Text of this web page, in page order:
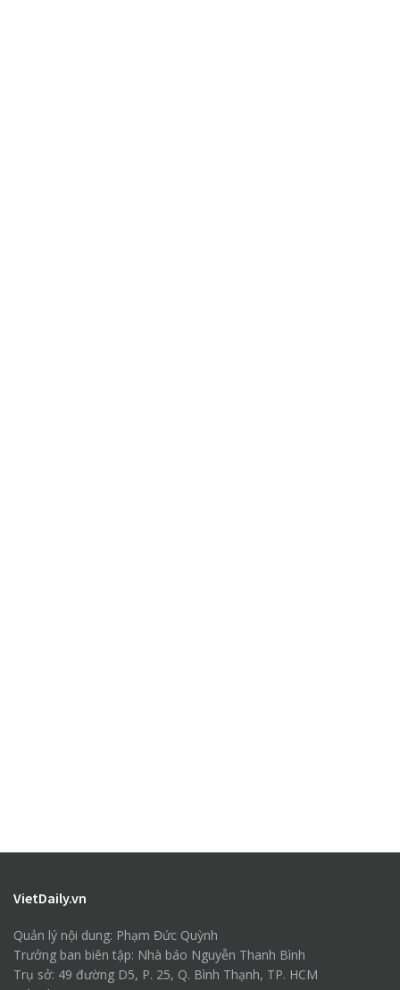
VietDaily.vn
Quản lý nội dung: Phạm Đức Quỳnh
Trưởng ban biên tập: Nhà báo Nguyễn Thanh Bình
Trụ sở: 49 đường D5, P. 25, Q. Bình Thạnh, TP. HCM